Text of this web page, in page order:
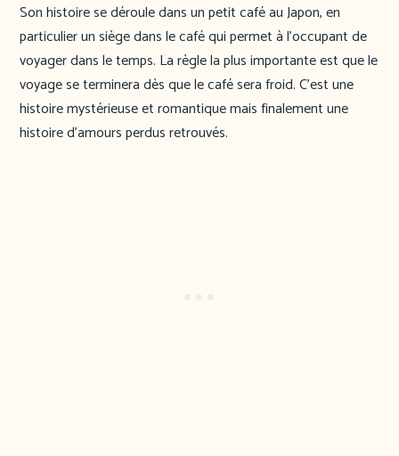
Son histoire se déroule dans un petit café au Japon, en
particulier un siège dans le café qui permet à l’occupant de
voyager dans le temps. La règle la plus importante est que le
voyage se terminera dès que le café sera froid. C’est une
histoire mystérieuse et romantique mais finalement une
histoire d’amours perdus retrouvés.